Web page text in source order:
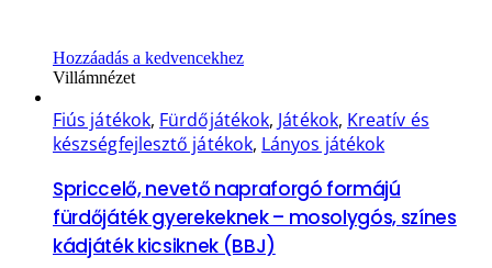
Hozzáadás a kedvencekhez
Villámnézet
Fiús játékok, Fürdőjátékok, Játékok, Kreatív és
készségfejlesztő játékok, Lányos játékok
Spriccelő, nevető napraforgó formájú
fürdőjáték gyerekeknek – mosolygós, színes
kádjáték kicsiknek (BBJ)